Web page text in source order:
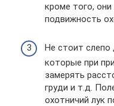
кроме того,
подвижность
Не стоит слепо
которые при
замерять
груди и т.д.
охотничий лук